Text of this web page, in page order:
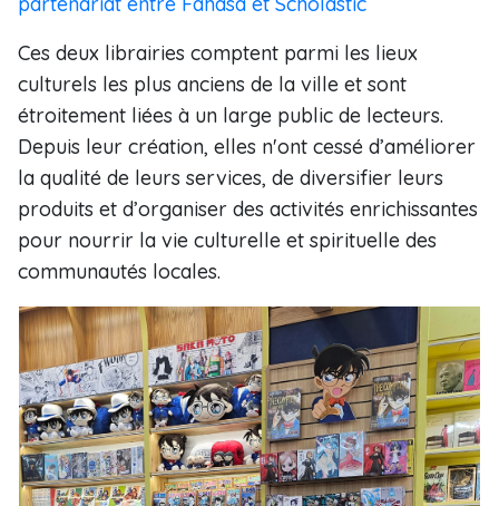
Ces deux librairies comptent parmi les lieux
culturels les plus anciens de la ville et sont
étroitement liées à un large public de lecteurs.
Depuis leur création, elles n'ont cessé d’améliorer
la qualité de leurs services, de diversifier leurs
produits et d’organiser des activités enrichissantes
pour nourrir la vie culturelle et spirituelle des
communautés locales.